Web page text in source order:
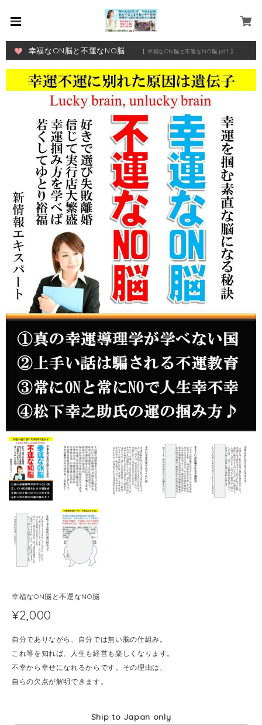
幸福なON脳と不運なNO脳 【 幸福なON脳と不運なNO脳.pdf 】
幸福なON脳と不運なNO脳
¥2,000
自分でありながら、自分では無い脳の仕組み。
これ等を知れば、人生も経営も楽しくなります。
不幸から幸せになれるからです。その理由は、
自らの欠点が解明できます。
Ship to Japan only